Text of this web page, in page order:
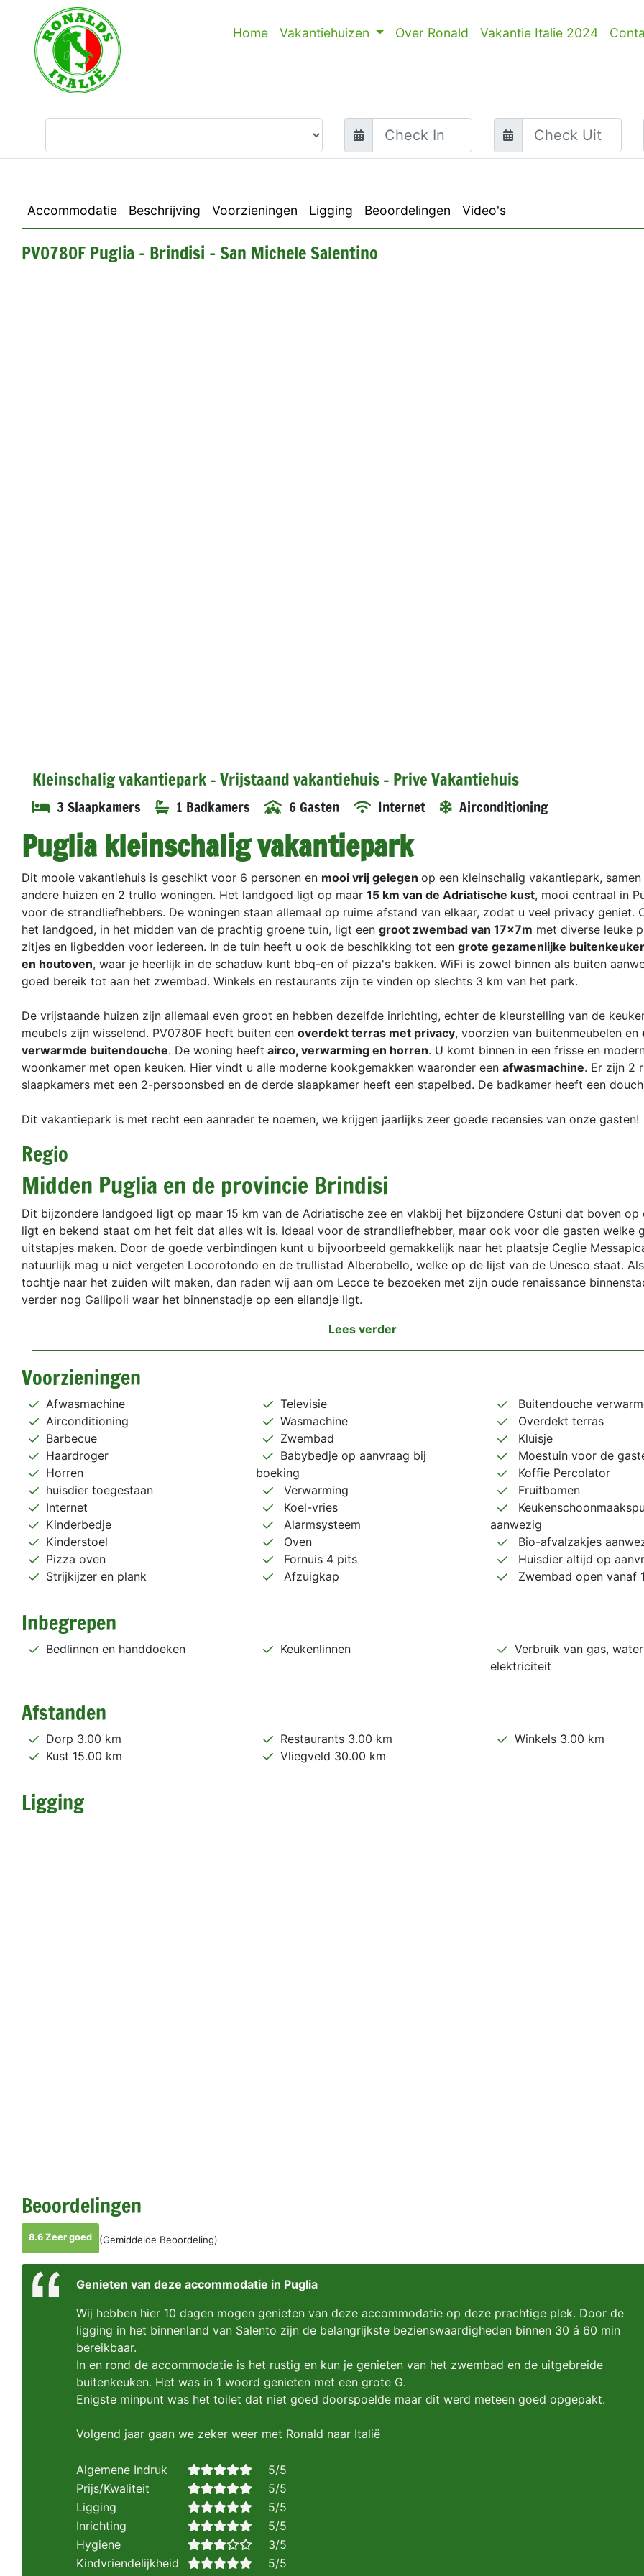
Home Vakantiehuizen Over Ronald Vakantie Italie 2024
wilt u heen?
Accommodatie Beschrijving Voorzieningen Ligging Beoordelingen Video's
PV0780F Puglia - Brindisi - San Michele Salentino
Kleinschalig vakantiepark - Vrijstaand vakantiehuis - Prive Vakantiehuis
3 Slaapkamers 1 Badkamers 6 Gasten Internet Airconditioning
Puglia kleinschalig vakantiepark
Dit mooie vakantiehuis is geschikt voor 6 personen en mooi vrij gelegen op een kleinschalig vakantiepark,
andere huizen en 2 trullo woningen. Het landgoed ligt op maar 15 km van de Adriatische kust, mooi centraal in
voor de strandliefhebbers. De woningen staan allemaal op ruime afstand van elkaar, zodat u veel privacy geniet.
het landgoed, in het midden van de prachtig groene tuin, ligt een groot zwembad van 17x7m met diverse leuke
zitjes en ligbedden voor iedereen. In de tuin heeft u ook de beschikking tot een grote gezamenlijke
en houtoven, waar je heerlijk in de schaduw kunt bbq-en of pizza's bakken. WiFi is zowel binnen als buiten
goed bereik tot aan het zwembad. Winkels en restaurants zijn te vinden op slechts 3 km van het park.
De vrijstaande huizen zijn allemaal even groot en hebben dezelfde inrichting, echter de kleurstelling van de
meubels zijn wisselend. PV0780F heeft buiten een overdekt terras met privacy, voorzien van buitenmeubelen en
verwarmde buitendouche. De woning heeft airco, verwarming en horren. U komt binnen in een frisse en
woonkamer met open keuken. Hier vindt u alle moderne kookgemakken waaronder een afwasmachine. Er zijn 2
slaapkamers met een 2-persoonsbed en de derde slaapkamer heeft een stapelbed. De badkamer heeft een
Dit vakantiepark is met recht een aanrader te noemen, we krijgen jaarlijks zeer goede recensies van onze gasten!
Regio
Midden Puglia en de provincie Brindisi
Dit bijzondere landgoed ligt op maar 15 km van de Adriatische zee en vlakbij het bijzondere Ostuni dat boven op
ligt en bekend staat om het feit dat alles wit is. Ideaal voor de strandliefhebber, maar ook voor die gasten welke
uitstapjes maken. Door de goede verbindingen kunt u bijvoorbeeld gemakkelijk naar het plaatsje Ceglie
natuurlijk mag u niet vergeten Locorotondo en de trullistad Alberobello, welke op de lijst van de Unesco staat.
tochtje naar het zuiden wilt maken, dan raden wij aan om Lecce te bezoeken met zijn oude renaissance
verder nog Gallipoli waar het binnenstadje op een eilandje ligt.
Lees verder
Voorzieningen
Afwasmachine
Airconditioning
Barbecue
Haardroger
Horren
huisdier toegestaan
Internet
Kinderbedje
Kinderstoel
Pizza oven
Strijkijzer en plank
Televisie
Wasmachine
Zwembad
Babybedje op aanvraag bij
boeking
Verwarming
Koel-vries
Alarmsysteem
Oven
Fornuis 4 pits
Afzuigkap
Buitendouche
Overdekt terras
Kluisje
Moestuin voor de
Koffie Percolator
Fruitbomen
aanwezig
Bio-afvalzakjes
Huisdier altijd op
Zwembad open vanaf
Inbegrepen
Bedlinnen en handdoeken Keukenlinnen
Verbruik van gas,
elektriciteit
Afstanden
Dorp 3.00 km
Kust 15.00 km
Restaurants 3.00 km
Vliegveld 30.00 km
Winkels 3.00 km
Ligging
Beoordelingen
8.6 Zeer goed (Gemiddelde Beoordeling)
Genieten van deze accommodatie in Puglia
Wij hebben hier 10 dagen mogen genieten van deze accommodatie op deze prachtige plek. Door de
ligging in het binnenland van Salento zijn de belangrijkste bezienswaardigheden binnen 30 á 60 min
bereikbaar.
In en rond de accommodatie is het rustig en kun je genieten van het zwembad en de uitgebreide
buitenkeuken. Het was in 1 woord genieten met een grote G.
Enigste minpunt was het toilet dat niet goed doorspoelde maar dit werd meteen goed opgepakt.
Volgend jaar gaan we zeker weer met Ronald naar Italië
Algemene Indruk
5/5
Prijs/Kwaliteit
5/5
Ligging
5/5
Inrichting
5/5
Hygiene
3/5
Kindvriendelijkheid
5/5